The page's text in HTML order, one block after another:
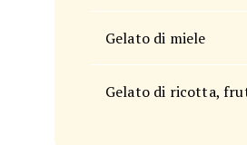
Gelato di miele
Gelato di ricotta,